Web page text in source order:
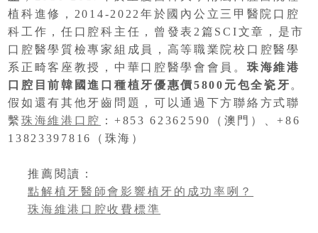
植科進修，2014-2022年於國內公立三甲醫院口腔
科工作，任口腔科主任，曾發表2篇SCI文章，是市
口腔醫學質檢專家組成員，高等職業院校口腔醫學
系正畸客座教授，中華口腔醫學會會員。 珠海維港
口腔目前韓國進口種植牙優惠價5800元包全瓷牙 。
假如還有其他牙齒問題，可以通過下方聯絡方式聯
繫 珠海維港口腔 ：+853 62362590（澳門）、+86
13823397816（珠海）
推薦閱讀：
點解植牙醫師會影響植牙的成功率咧？
珠海維港口腔收費標準